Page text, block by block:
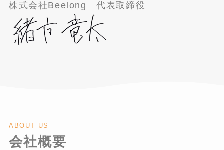
株式会社Beelong 代表取締役
ABOUT US
会社概要